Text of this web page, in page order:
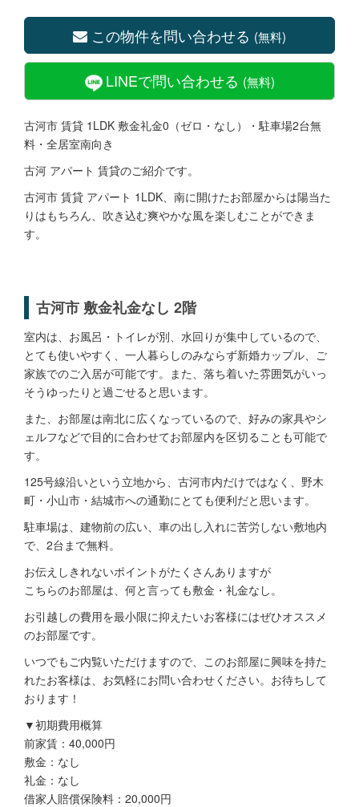
この物件を問い合わせる (無料)
LINEで問い合わせる (無料)
古河市 賃貸 1LDK 敷金礼金0（ゼロ・なし）・駐車場2台無
料・全居室南向き
古河 アパート 賃貸のご紹介です。
古河市 賃貸 アパート 1LDK、南に開けたお部屋からは陽当た
りはもちろん、吹き込む爽やかな風を楽しむことができま
す。
古河市 敷金礼金なし 2階
室内は、お風呂・トイレが別、水回りが集中しているので、
とても使いやすく、一人暮らしのみならず新婚カップル、ご
家族でのご入居が可能です。また、落ち着いた雰囲気がいっ
そうゆったりと過ごせると思います。
また、お部屋は南北に広くなっているので、好みの家具やシ
ェルフなどで目的に合わせてお部屋内を区切ることも可能で
す。
125号線沿いという立地から、古河市内だけではなく、野木
町・小山市・結城市への通勤にとても便利だと思います。
駐車場は、建物前の広い、車の出し入れに苦労しない敷地内
で、2台まで無料。
お伝えしきれないポイントがたくさんありますが
こちらのお部屋は、何と言っても敷金・礼金なし。
お引越しの費用を最小限に抑えたいお客様にはぜひオススメ
のお部屋です。
いつでもご内覧いただけますので、このお部屋に興味を持た
れたお客様は、お気軽にお問い合わせください。お待ちして
おります！
▼初期費用概算
前家賃：40,000円
敷金：なし
礼金：なし
借家人賠償保険料：20,000円